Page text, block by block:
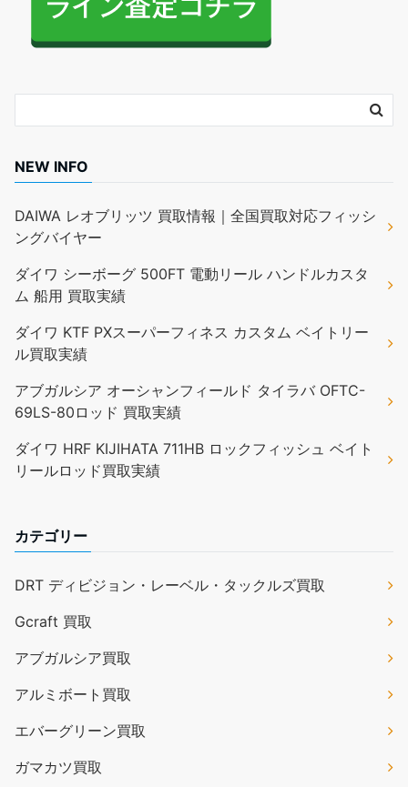
NEW INFO
DAIWA レオブリッツ 買取情報｜全国買取対応フィッシ
ングバイヤー
ダイワ シーボーグ 500FT 電動リール ハンドルカスタ
ム 船用 買取実績
ダイワ KTF PXスーパーフィネス カスタム ベイトリー
ル買取実績
アブガルシア オーシャンフィールド タイラバ OFTC-
69LS-80ロッド 買取実績
ダイワ HRF KIJIHATA 711HB ロックフィッシュ ベイト
リールロッド買取実績
カテゴリー
DRT ディビジョン・レーベル・タックルズ買取
Gcraft 買取
アブガルシア買取
アルミボート買取
エバーグリーン買取
ガマカツ買取